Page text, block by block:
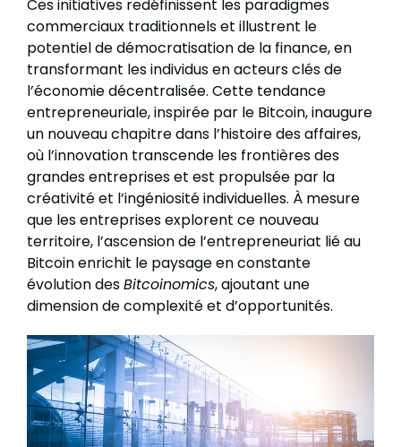
Ces initiatives redéfinissent les paradigmes
commerciaux traditionnels et illustrent le
potentiel de démocratisation de la finance, en
transformant les individus en acteurs clés de
l’économie décentralisée. Cette tendance
entrepreneuriale, inspirée par le Bitcoin, inaugure
un nouveau chapitre dans l’histoire des affaires,
où l’innovation transcende les frontières des
grandes entreprises et est propulsée par la
créativité et l’ingéniosité individuelles. À mesure
que les entreprises explorent ce nouveau
territoire, l’ascension de l’entrepreneuriat lié au
Bitcoin enrichit le paysage en constante
évolution desBitcoinomics, ajoutant une
dimension de complexité et d’opportunités.